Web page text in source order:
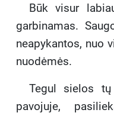
Būk visur
garbinamas.
neapykantos, nuo
nuodėmės.
Tegul sielos tų
pavojuje,